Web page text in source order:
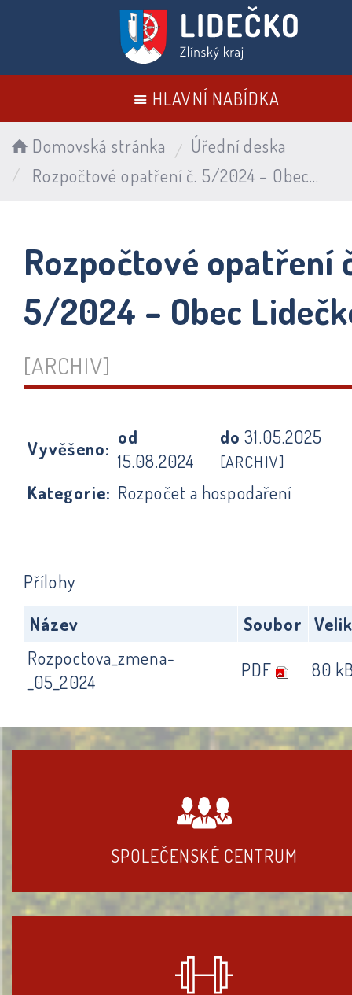
HLAVNÍ NABÍDKA
Domovská stránka
Úřední deska
Rozpočtové opatření č. 5/2024 – Obec Lidečko
Rozpočtové opatření
5/2024 – Obec
[ARCHIV]
Vyvěšeno:
od
15.08.2024
do31.05.2025
[ARCHIV]
Kategorie: Rozpočet a hospodaření
Přílohy
Název
Soubor
Rozpoctova_zmena-
_05_2024
PDF 80
SPOLEČENSKÉ CENTRUM